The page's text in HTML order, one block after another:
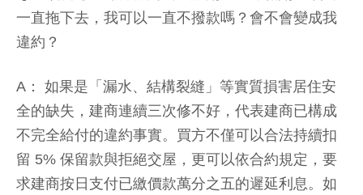
一直拖下去，我可以一直不撥款嗎？會不會變成我
違約？
A： 如果是「漏水、結構裂縫」等實質損害居住安
全的缺失，建商連續三次修不好，代表建商已構成
不完全給付的違約事實。買方不僅可以合法持續扣
留 5% 保留款與拒絕交屋，更可以依合約規定，要
求建商按日支付已繳價款萬分之五的遲延利息。如